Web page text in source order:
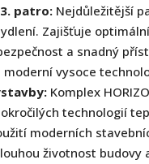
patro: Nejdůležitější
Zajišťuje
a snadný
moderní vysoce
Komplex
technologií
moderních
životnost budovy